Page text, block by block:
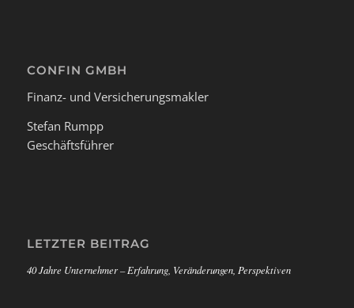
CONFIN GMBH
Finanz- und Versicherungsmakler
Stefan Rumpp
Geschäftsführer
LETZTER BEITRAG
40 Jahre Unternehmer – Erfahrung, Veränderungen, Perspektiven